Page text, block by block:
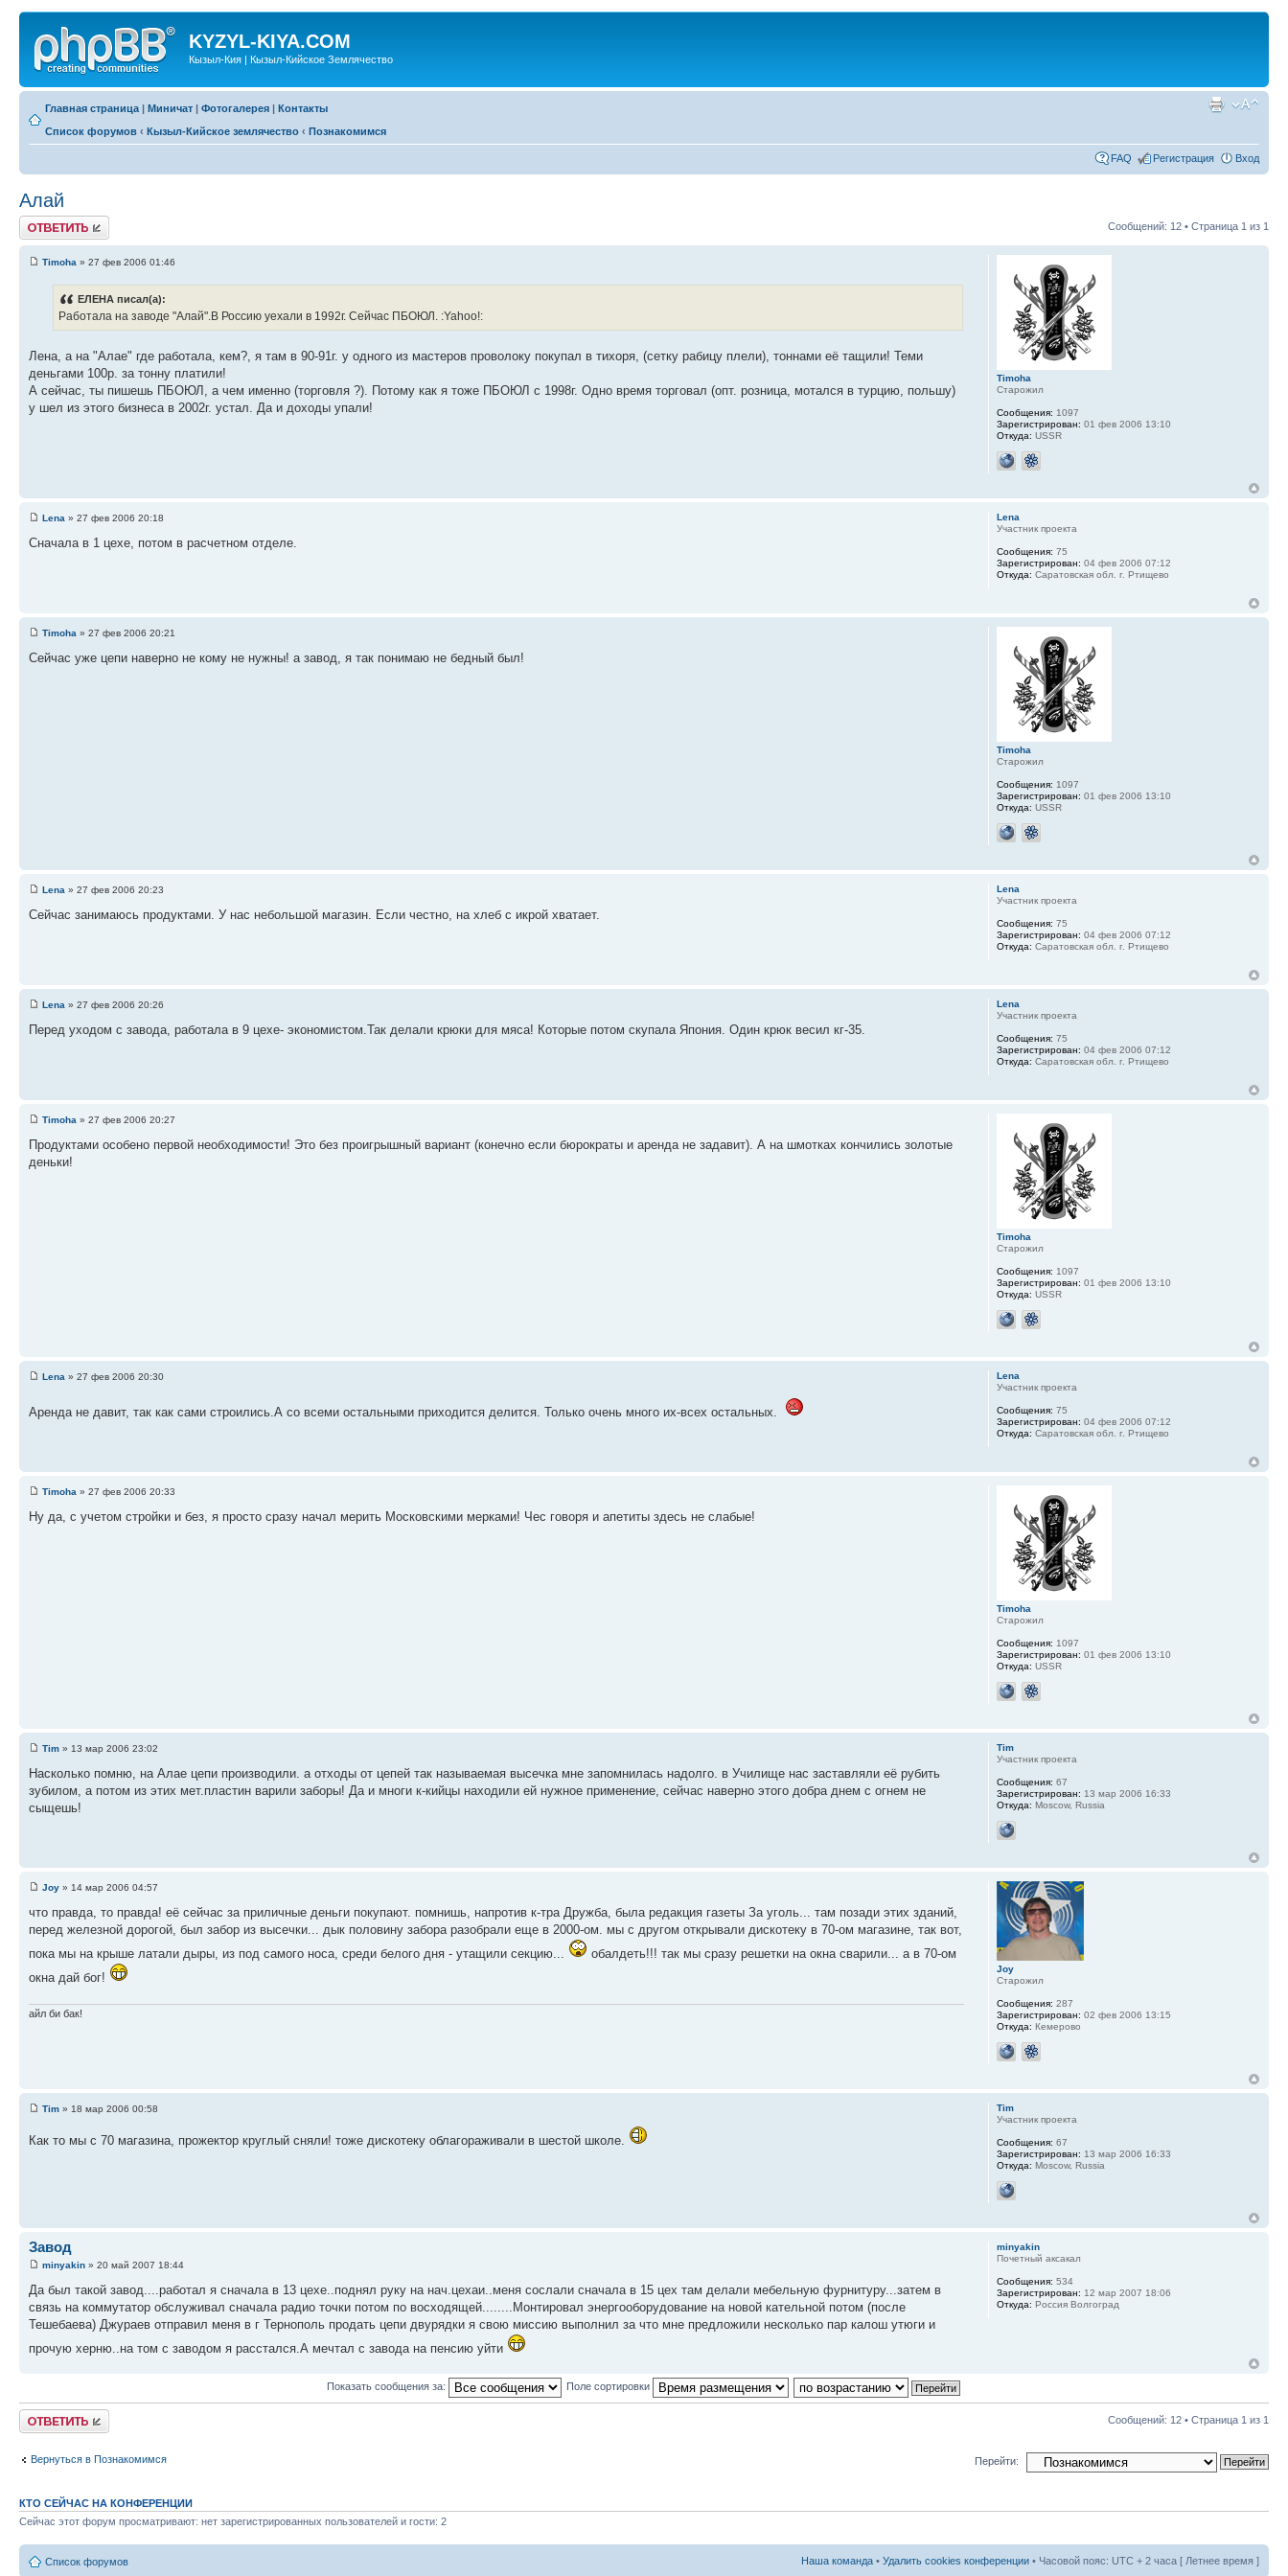
KYZYL-KIYA.COM
Кызыл-Кия | Кызыл-Кийское Землячество
Главная страница | Миничат | Фотогалерея | Контакты
Список форумов ‹ Кызыл-Кийское землячество ‹ Познакомимся
FAQ Регистрация Вход
Алай
Ответить Сообщений: 12 • Страница 1 из 1
Timoha » 27 фев 2006 01:46
ЕЛЕНА писал(а):
Работала на заводе "Алай".В Россию уехали в 1992г. Сейчас ПБОЮЛ. :Yahoo!:
Лена, а на "Алае" где работала, кем?, я там в 90-91г. у одного из мастеров проволоку покупал в тихоря, (сетку рабицу плели), тоннами её тащили! Теми
деньгами 100р. за тонну платили!
А сейчас, ты пишешь ПБОЮЛ, а чем именно (торговля ?). Потому как я тоже ПБОЮЛ с 1998г. Одно время торговал (опт. розница, мотался в турцию, польшу)
у шел из этого бизнеса в 2002г. устал. Да и доходы упали!
Timoha
Старожил
Сообщения: 1097
Зарегистрирован: 01 фев 2006 13:10
Откуда: USSR
Lena » 27 фев 2006 20:18
Cначала в 1 цехе, потом в расчетном отделе.
Lena
Участник проекта
Сообщения: 75
Зарегистрирован: 04 фев 2006 07:12
Откуда: Саратовская обл. г. Ртищево
Timoha » 27 фев 2006 20:21
Сейчас уже цепи наверно не кому не нужны! а завод, я так понимаю не бедный был!
Timoha
Старожил
Сообщения: 1097
Зарегистрирован: 01 фев 2006 13:10
Откуда: USSR
Lena » 27 фев 2006 20:23
Сейчас занимаюсь продуктами. У нас небольшой магазин. Если честно, на хлеб с икрой хватает.
Lena
Участник проекта
Сообщения: 75
Зарегистрирован: 04 фев 2006 07:12
Откуда: Саратовская обл. г. Ртищево
Lena » 27 фев 2006 20:26
Перед уходом с завода, работала в 9 цехе- экономистом.Так делали крюки для мяса! Которые потом скупала Япония. Один крюк весил кг-35.
Lena
Участник проекта
Сообщения: 75
Зарегистрирован: 04 фев 2006 07:12
Откуда: Саратовская обл. г. Ртищево
Timoha » 27 фев 2006 20:27
Продуктами особено первой необходимости! Это без проигрышный вариант (конечно если бюрократы и аренда не задавит). А на шмотках кончились золотые
деньки!
Timoha
Старожил
Сообщения: 1097
Зарегистрирован: 01 фев 2006 13:10
Откуда: USSR
Lena » 27 фев 2006 20:30
Аренда не давит, так как сами строились.А со всеми остальными приходится делится. Только очень много их-всех остальных.
Lena
Участник проекта
Сообщения: 75
Зарегистрирован: 04 фев 2006 07:12
Откуда: Саратовская обл. г. Ртищево
Timoha » 27 фев 2006 20:33
Ну да, с учетом стройки и без, я просто сразу начал мерить Московскими мерками! Чес говоря и апетиты здесь не слабые!
Timoha
Старожил
Сообщения: 1097
Зарегистрирован: 01 фев 2006 13:10
Откуда: USSR
Tim » 13 мар 2006 23:02
Насколько помню, на Алае цепи производили. а отходы от цепей так называемая высечка мне запомнилась надолго. в Училище нас заставляли её рубить
зубилом, а потом из этих мет.пластин варили заборы! Да и многи к-кийцы находили ей нужное применение, сейчас наверно этого добра днем с огнем не
сыщешь!
Tim
Участник проекта
Сообщения: 67
Зарегистрирован: 13 мар 2006 16:33
Откуда: Moscow, Russia
Joy » 14 мар 2006 04:57
что правда, то правда! её сейчас за приличные деньги покупают. помнишь, напротив к-тра Дружба, была редакция газеты За уголь... там позади этих зданий,
перед железной дорогой, был забор из высечки... дык половину забора разобрали еще в 2000-ом. мы с другом открывали дискотеку в 70-ом магазине, так вот,
пока мы на крыше латали дыры, из под самого носа, среди белого дня - утащили секцию...
обалдеть!!! так мы сразу решетки на окна сварили... а в 70-ом
окна дай бог!
айл би бак!
Joy
Старожил
Сообщения: 287
Зарегистрирован: 02 фев 2006 13:15
Откуда: Кемерово
Tim » 18 мар 2006 00:58
Как то мы с 70 магазина, прожектор круглый сняли! тоже дискотеку облагораживали в шестой школе.
Tim
Участник проекта
Сообщения: 67
Зарегистрирован: 13 мар 2006 16:33
Откуда: Moscow, Russia
Завод
minyakin » 20 май 2007 18:44
Да был такой завод....работал я сначала в 13 цехе..поднял руку на нач.цехаи..меня сослали сначала в 15 цех там делали мебельную фурнитуру...затем в
связь на коммутатор обслуживал сначала радио точки потом по восходящей........Монтировал энергооборудование на новой кательной потом (после
Тешебаева) Джураев отправил меня в г Тернополь продать цепи двурядки я свою миссию выполнил за что мне предложили несколько пар калош утюги и
прочую херню..на том с заводом я расстался.А мечтал с завода на пенсию уйти
minyakin
Почетный аксакал
Сообщения: 534
Зарегистрирован: 12 мар 2007 18:06
Откуда: Россия Волгоград
Показать сообщения за: Поле сортировки
Ответить Сообщений: 12 • Страница 1 из 1
Вернуться в Познакомимся Перейти:
КТО СЕЙЧАС НА КОНФЕРЕНЦИИ
Сейчас этот форум просматривают: нет зарегистрированных пользователей и гости: 2
Список форумов Наша команда • Удалить cookies конференции • Часовой пояс: UTC + 2 часа [ Летнее время ]